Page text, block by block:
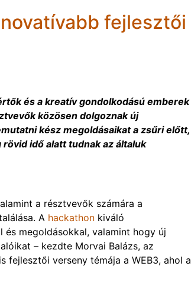
fejlesztői
és a kreatív gondolkodású emberek
közösen dolgoznak új
kész megoldásaikat a zsűri előtt,
idő alatt tudnak az általuk
a résztvevők számára a
A hackathon kiváló
és megoldásokkal, valamint hogy új
– kezdte Morvai Balázs, az
verseny témája a WEB3, ahol a